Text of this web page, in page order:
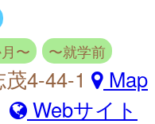
〜 〜就学前
4-44-1
Map
Webサイト